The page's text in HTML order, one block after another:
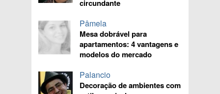
circundante
Pâmela
Mesa dobrável para
apartamentos: 4 vantagens e
modelos do mercado
Palancio
Decoração de ambientes com